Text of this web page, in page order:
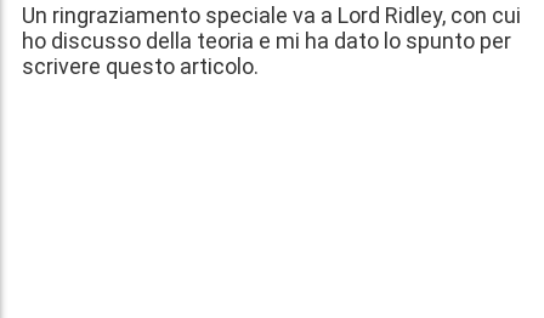
Un ringraziamento speciale va a Lord Ridley, con cui
ho discusso della teoria e mi ha dato lo spunto per
scrivere questo articolo.